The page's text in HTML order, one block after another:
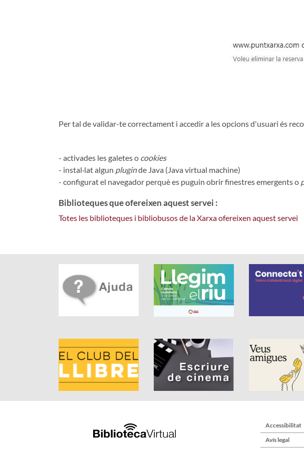
Per tal de validar-te correctament i accedir a les opcions d'usuari és
- activades les galetes o cookies
- instal·lat algun pluginde Java (Java virtual machine)
- configurat el navegador perquè es puguin obrir finestres emergents o
Biblioteques que ofereixen aquest servei :
Totes les biblioteques i bibliobusos de la Xarxa ofereixen aquest servei
Accessibilitat
Avís legal